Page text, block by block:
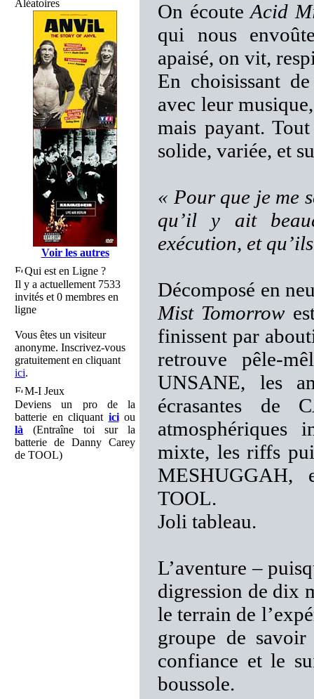
Aléatoires
Voir les autres
Qui est en Ligne ?
Il y a actuellement 7533
invités et 0 membres en
ligne
Vous êtes un visiteur
anonyme. Inscrivez-vous
gratuitement en cliquant
ici.
M-I Jeux
Deviens un pro de la
batterie en cliquant iciou
là (Entraîne toi sur la
batterie de Danny Carey
de TOOL)
On écouteAcid
qui nous
apaisé, on vit,
En choisissant
avec leur
mais payant.
solide, variée, et
« Pour que je me
qu’il y ait
exécution, et
Décomposé en
Mist Tomorrow
finissent par
retrouve pêle-
UNSANE, les
écrasantes de
atmosphériques
mixte, les riffs
MESHUGGAH,
TOOL.
Joli tableau.
L’aventure –
digression de dix
le terrain de
groupe de
confiance et le
boussole.